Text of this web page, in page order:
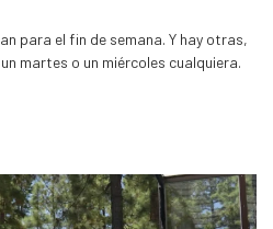
para el fin de semana. Y hay otras,
martes o un miércoles cualquiera.